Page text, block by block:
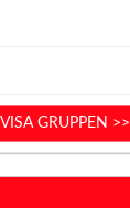
VISA GRUPPEN >>